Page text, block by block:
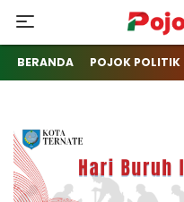
BERANDA POJOK POLITIK